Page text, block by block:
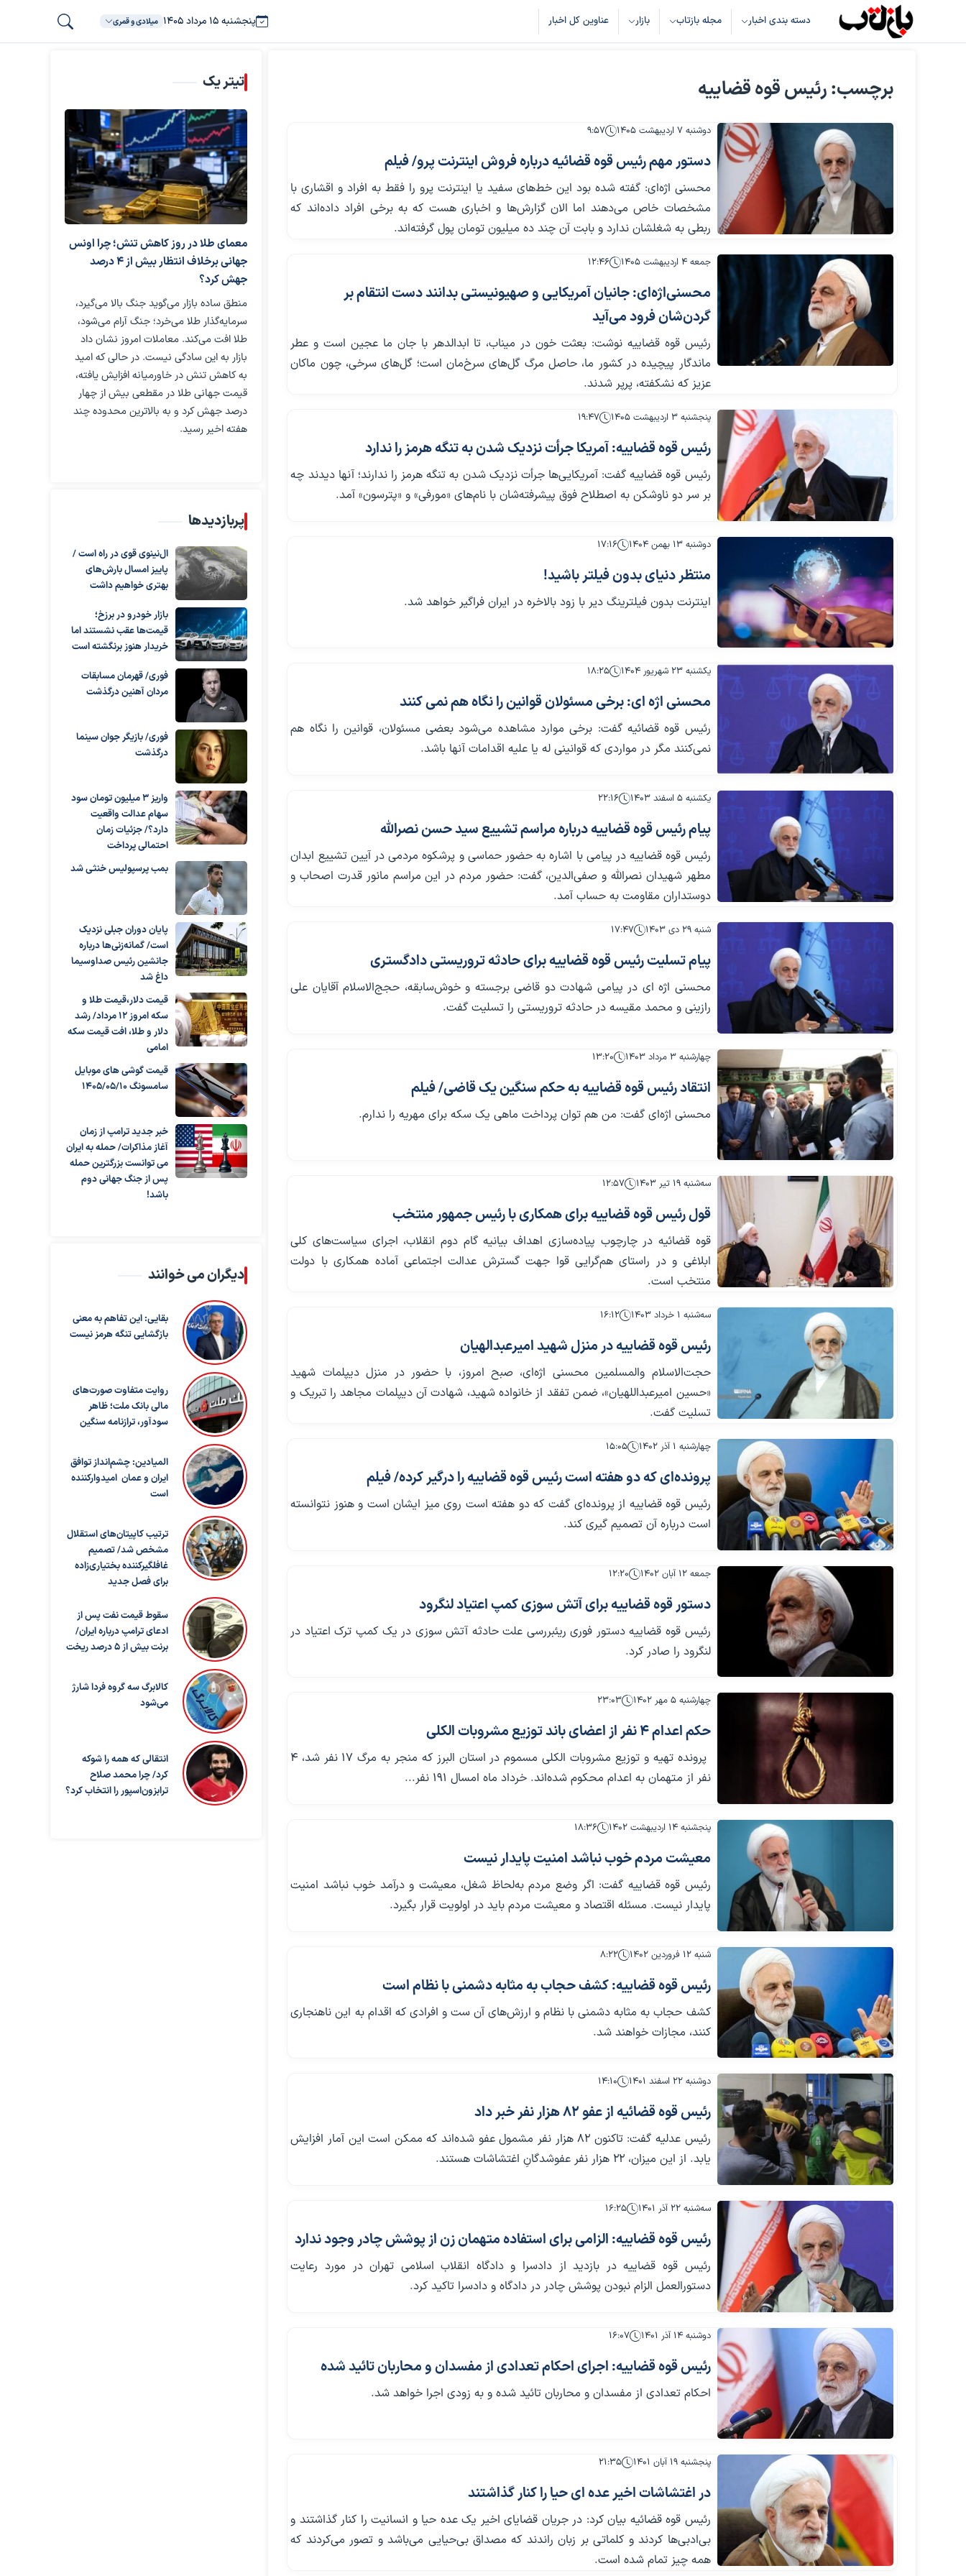
دسته بندی اخبار مجله بازتاب بازار عناوین کل اخبار پنجشنبه ۱۵ مرداد ۱۴۰۵ میلادی و قمری
برچسب: رئیس قوه قضاییه
دوشنبه ۷ اردیبهشت ۱۴۰۵ ۹:۵۷
دستور مهم رئیس قوه قضائیه درباره فروش اینترنت پرو/ فیلم
محسنی اژه‌ای: گفته شده بود این خط‌های سفید یا اینترنت پرو را فقط به افراد و اقشاری با
مشخصات خاص می‌دهند اما الان گزارش‌ها و اخباری هست که به برخی افراد داده‌اند که
ربطی به شغلشان ندارد و بابت آن چند ده میلیون تومان پول گرفته‌اند.
جمعه ۴ اردیبهشت ۱۴۰۵ ۱۲:۴۶
محسنی‌اژه‌ای: جانیان آمریکایی و صهیونیستی بدانند دست انتقام بر
گردن‌شان فرود می‌آید
رئیس قوه قضاییه نوشت: بعثت خون در میناب، تا ابدالدهر با جان ما عجین است و عطر
ماندگار پیچیده در کشور ما، حاصل مرگ گل‌های سرخ‌مان است؛ گل‌های سرخی، چون ماکان
عزیز که نشکفته، پرپر شدند.
پنجشنبه ۳ اردیبهشت ۱۴۰۵ ۱۹:۴۷
رئیس قوه قضاییه: آمریکا جرأت نزدیک شدن به تنگه هرمز را ندارد
رئیس قوه قضاییه گفت: آمریکایی‌ها جرأت نزدیک شدن به تنگه هرمز را ندارند؛ آنها دیدند چه
بر سر دو ناوشکن به اصطلاح فوق پیشرفته‌شان با نام‌های «مورفی» و «پترسون» آمد.
دوشنبه ۱۳ بهمن ۱۴۰۴ ۱۷:۱۶
منتظر دنیای بدون فیلتر باشید!
اینترنت بدون فیلترینگ دیر با زود بالاخره در ایران فراگیر خواهد شد.
یکشنبه ۲۳ شهریور ۱۴۰۴ ۱۸:۲۵
محسنی اژه ای: برخی مسئولان قوانین را نگاه هم نمی کنند
رئیس قوه قضائیه گفت: برخی موارد مشاهده می‌شود بعضی مسئولان، قوانین را نگاه هم
نمی‌کنند مگر در مواردی که قوانینی له یا علیه اقدامات آنها باشد.
یکشنبه ۵ اسفند ۱۴۰۳ ۲۲:۱۶
پیام رئیس قوه قضاییه درباره مراسم تشییع سید حسن نصرالله
رئیس قوه قضاییه در پیامی با اشاره به حضور حماسی و پرشکوه مردمی در آیین تشییع ابدان
مطهر شهیدان نصرالله و صفی‌الدین، گفت: حضور مردم در این مراسم مانور قدرت اصحاب و
دوستداران مقاومت به حساب آمد.
شنبه ۲۹ دی ۱۴۰۳ ۱۷:۴۷
پیام تسلیت رئیس قوه قضاییه برای حادثه تروریستی دادگستری
محسنی اژه ای در پیامی شهادت دو قاضی برجسته و خوش‌سابقه، حجج‌الاسلام آقایان علی
رازینی و محمد مقیسه در حادثه تروریستی را تسلیت گفت.
چهارشنبه ۳ مرداد ۱۴۰۳ ۱۳:۲۰
انتقاد رئیس قوه قضاییه به حکم سنگین یک قاضی/ فیلم
محسنی اژه‌ای گفت: من هم توان پرداخت ماهی یک سکه برای مهریه را ندارم.
سه‌شنبه ۱۹ تیر ۱۴۰۳ ۱۲:۵۷
قول رئیس قوه قضاییه برای همکاری با رئیس جمهور منتخب
قوه قضائیه در چارچوب پیاده‌سازی اهداف بیانیه گام دوم انقلاب، اجرای سیاست‌های کلی
ابلاغی و در راستای هم‌گرایی قوا جهت گسترش عدالت اجتماعی آماده همکاری با دولت
منتخب است.
سه‌شنبه ۱ خرداد ۱۴۰۳ ۱۶:۱۲
رئیس قوه قضاییه در منزل شهید امیرعبدالهیان
حجت‌الاسلام والمسلمین محسنی اژه‌ای، صبح امروز، با حضور در منزل دیپلمات شهید
«حسین امیرعبداللهیان»، ضمن تفقد از خانواده شهید، شهادت آن دیپلمات مجاهد را تبریک و
تسلیت گفت.
چهارشنبه ۱ آذر ۱۴۰۲ ۱۵:۰۵
پرونده‌ای که دو هفته است رئیس قوه قضاییه را درگیر کرده/ فیلم
رئیس قوه قضاییه از پرونده‌ای گفت که دو هفته است روی میز ایشان است و هنوز نتوانسته
است درباره آن تصمیم گیری کند.
جمعه ۱۲ آبان ۱۴۰۲ ۱۲:۲۰
دستور قوه قضاییه برای آتش سوزی کمپ اعتیاد لنگرود
رئیس قوه قضاییه دستور فوری ریئبررسی علت حادثه آتش سوزی در یک کمپ ترک اعتیاد در
لنگرود را صادر کرد.
چهارشنبه ۵ مهر ۱۴۰۲ ۲۳:۰۳
حکم اعدام 4 نفر از اعضای باند توزیع مشروبات الکلی
پرونده تهیه و توزیع مشروبات الکلی مسموم در استان البرز که منجر به مرگ ۱۷ نفر شد، ۴
نفر از متهمان به اعدام محکوم شده‌اند. خرداد ماه امسال ۱۹۱ نفر...
پنجشنبه ۱۴ اردیبهشت ۱۴۰۲ ۱۸:۳۶
معیشت مردم خوب نباشد امنیت پایدار نیست
رئیس قوه قضاییه گفت: اگر وضع مردم به‌لحاظ شغل، معیشت و درآمد خوب نباشد امنیت
پایدار نیست. مسئله اقتصاد و معیشت مردم باید در اولویت قرار بگیرد.
شنبه ۱۲ فروردین ۱۴۰۲ ۸:۲۲
رئیس قوه قضاییه: کشف حجاب به مثابه دشمنی با نظام است
کشف حجاب به مثابه دشمنی با نظام و ارزش‌های آن ست و افرادی که اقدام به این ناهنجاری
کنند، مجازات خواهند شد.
دوشنبه ۲۲ اسفند ۱۴۰۱ ۱۴:۱۰
رئیس قوه قضائیه از عفو ۸۲ هزار نفر خبر داد
رئیس عدلیه گفت: تاکنون ۸۲ هزار نفر مشمول عفو شده‌اند که ممکن است این آمار افزایش
یابد. از این میزان، ۲۲ هزار نفر عفوشدگانِ اغتشاشات هستند.
سه‌شنبه ۲۲ آذر ۱۴۰۱ ۱۶:۲۵
رئیس قوه قضاییه: الزامی برای استفاده متهمان زن از پوشش چادر وجود ندارد
رئیس قوه قضاییه در بازدید از دادسرا و دادگاه انقلاب اسلامی تهران در مورد رعایت
دستورالعمل الزام نبودن پوشش چادر در دادگاه و دادسرا تاکید کرد.
دوشنبه ۱۴ آذر ۱۴۰۱ ۱۶:۰۷
رئیس قوه قضاییه: اجرای احکام تعدادی از مفسدان و محاربان تائید شده
احکام تعدادی از مفسدان و محاربان تائید شده و به زودی اجرا خواهد شد.
پنجشنبه ۱۹ آبان ۱۴۰۱ ۲۱:۳۵
در اغتشاشات اخیر عده ای حیا را کنار گذاشتند
رئیس قوه قضائیه بیان کرد: در جریان قضایای اخیر یک عده حیا و انسانیت را کنار گذاشتند و
بی‌ادبی‌ها کردند و کلماتی بر زبان راندند که مصداق بی‌حیایی می‌باشد و تصور می‌کردند که
همه چیز تمام شده است.
تیتر یک
معمای طلا در روز کاهش تنش؛ چرا اونس
جهانی برخلاف انتظار بیش از ۴ درصد
جهش کرد؟
منطق ساده بازار می‌گوید جنگ بالا می‌گیرد،
سرمایه‌گذار طلا می‌خرد؛ جنگ آرام می‌شود،
طلا افت می‌کند. معاملات امروز نشان داد
بازار به این سادگی نیست. در حالی که امید
به کاهش تنش در خاورمیانه افزایش یافته،
قیمت جهانی طلا در مقطعی بیش از چهار
درصد جهش کرد و به بالاترین محدوده چند
هفته اخیر رسید.
پربازدیدها
ال‌نینوی قوی در راه است /
پاییز امسال بارش‌های
بهتری خواهیم داشت
بازار خودرو در برزخ؛
قیمت‌ها عقب نشستند اما
خریدار هنوز برنگشته است
فوری/ قهرمان مسابقات
مردان آهنین درگذشت
فوری/ بازیگر جوان سینما
درگذشت
واریز ۳ میلیون تومان سود
سهام عدالت واقعیت
دارد؟/ جزئیات زمان
احتمالی پرداخت
بمب پرسپولیس خنثی شد
پایان دوران جبلی نزدیک
است/ گمانه‌زنی‌ها درباره
جانشین رئیس صداوسیما
داغ شد
قیمت دلار،قیمت طلا و
سکه امروز ۱۲ مرداد/ رشد
دلار و طلا، افت قیمت سکه
امامی
قیمت گوشی های موبایل
سامسونگ 1405/05/10
خبر جدید ترامپ از زمان
آغاز مذاکرات/ حمله به ایران
می توانست بزرگترین حمله
پس از جنگ جهانی دوم
باشد!
دیگران می خوانند
بقایی: این تفاهم به معنی
بازگشایی تنگه هرمز نیست
روایت متفاوت صورت‌های
مالی بانک ملت؛ ظاهر
سودآور، ترازنامه سنگین
المیادین: چشم‌انداز توافق
ایران و عمان امیدوارکننده
است
ترتیب کاپیتان‌های استقلال
مشخص شد/ تصمیم
غافلگیرکننده بختیاری‌زاده
برای فصل جدید
سقوط قیمت نفت پس از
ادعای ترامپ درباره ایران/
برنت بیش از ۵ درصد ریخت
کالابرگ سه گروه فردا شارژ
می‌شود
انتقالی که همه را شوکه
کرد/ چرا محمد صلاح
ترابزون‌اسپور را انتخاب کرد؟